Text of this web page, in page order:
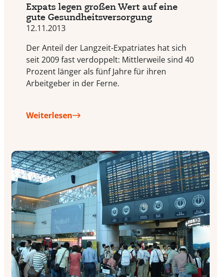
Expats legen großen Wert auf eine
gute Gesundheitsversorgung
12.11.2013
Der Anteil der Langzeit-Expatriates hat sich
seit 2009 fast verdoppelt: Mittlerweile sind 40
Prozent länger als fünf Jahre für ihren
Arbeitgeber in der Ferne.
Weiterlesen